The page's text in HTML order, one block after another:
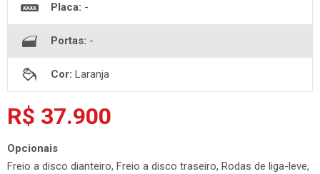
Placa: -
Portas: -
Cor: Laranja
R$ 37.900
Opcionais
Freio a disco dianteiro, Freio a disco traseiro, Rodas de liga-leve,